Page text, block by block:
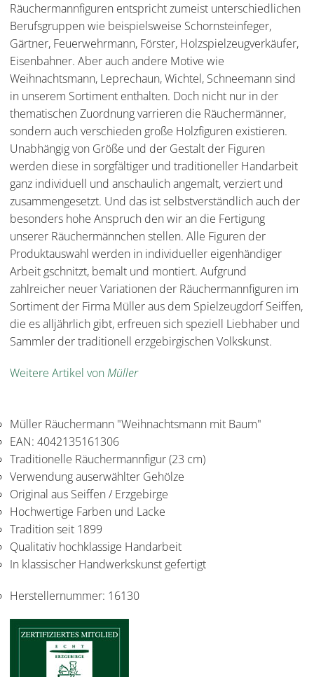
Räuchermannfiguren entspricht zumeist unterschiedlichen
Berufsgruppen wie beispielsweise Schornsteinfeger,
Gärtner, Feuerwehrmann, Förster, Holzspielzeugverkäufer,
Eisenbahner. Aber auch andere Motive wie
Weihnachtsmann, Leprechaun, Wichtel, Schneemann sind
in unserem Sortiment enthalten. Doch nicht nur in der
thematischen Zuordnung varrieren die Räuchermänner,
sondern auch verschieden große Holzfiguren existieren.
Unabhängig von Größe und der Gestalt der Figuren
werden diese in sorgfältiger und traditioneller Handarbeit
ganz individuell und anschaulich angemalt, verziert und
zusammengesetzt. Und das ist selbstverständlich auch der
besonders hohe Anspruch den wir an die Fertigung
unserer Räuchermännchen stellen. Alle Figuren der
Produktauswahl werden in individueller eigenhändiger
Arbeit gschnitzt, bemalt und montiert. Aufgrund
zahlreicher neuer Variationen der Räuchermannfiguren im
Sortiment der Firma Müller aus dem Spielzeugdorf Seiffen,
die es alljährlich gibt, erfreuen sich speziell Liebhaber und
Sammler der traditionell erzgebirgischen Volkskunst.
Weitere Artikel vonMüller
Müller Räuchermann "Weihnachtsmann mit Baum"
EAN: 4042135161306
Traditionelle Räuchermannfigur (23 cm)
Verwendung auserwählter Gehölze
Original aus Seiffen / Erzgebirge
Hochwertige Farben und Lacke
Tradition seit 1899
Qualitativ hochklassige Handarbeit
In klassischer Handwerkskunst gefertigt
Herstellernummer: 16130